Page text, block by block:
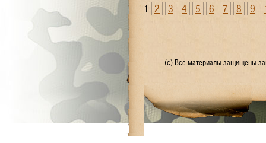
1 2 3 4 5 6 7 8 9
(с) Все материалы защищены